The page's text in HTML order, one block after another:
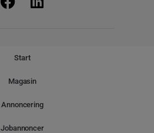
Start
Magasin
Annoncering
Jobannoncer